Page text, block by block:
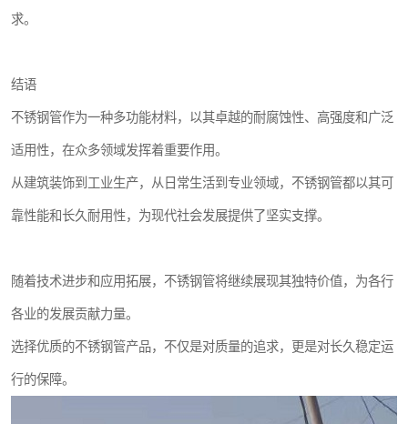
求。
结语
不锈钢管作为一种多功能材料，以其卓越的耐腐蚀性、高强度和广泛
适用性，在众多领域发挥着重要作用。
从建筑装饰到工业生产，从日常生活到专业领域，不锈钢管都以其可
靠性能和长久耐用性，为现代社会发展提供了坚实支撑。
随着技术进步和应用拓展，不锈钢管将继续展现其独特价值，为各行
各业的发展贡献力量。
选择优质的不锈钢管产品，不仅是对质量的追求，更是对长久稳定运
行的保障。